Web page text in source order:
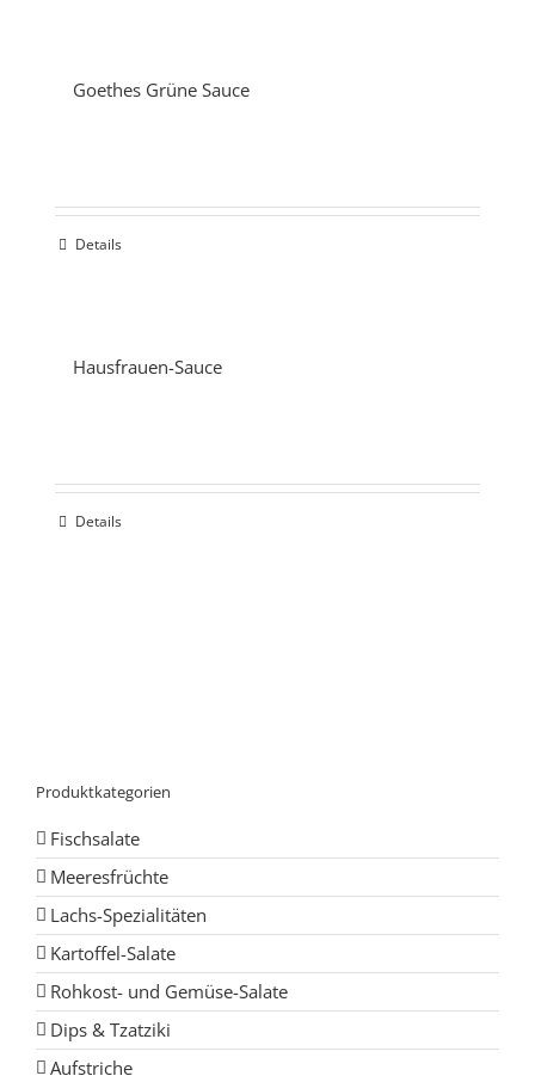
Goethes Grüne Sauce
Details
Hausfrauen-Sauce
Details
Produktkategorien
Fischsalate
Meeresfrüchte
Lachs-Spezialitäten
Kartoffel-Salate
Rohkost- und Gemüse-Salate
Dips & Tzatziki
Aufstriche